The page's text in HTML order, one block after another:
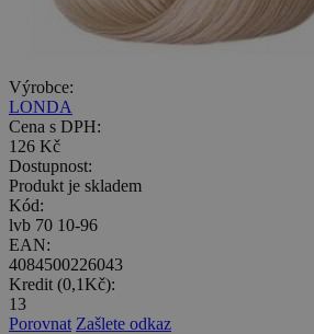
Výrobce:
LONDA
Cena s DPH:
126 Kč
Dostupnost:
Produkt je skladem
Kód:
lvb 70 10-96
EAN:
4084500226043
Kredit (0,1Kč):
13
Porovnat Zašlete odkaz